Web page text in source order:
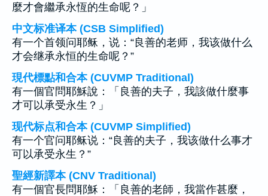
麼才會繼承永恆的生命呢？」
中文标准译本 (CSB Simplified)
有一个首领问耶稣，说：“良善的老师，我该做什么
才会继承永恒的生命呢？”
現代標點和合本 (CUVMP Traditional)
有一個官問耶穌說：「良善的夫子，我該做什麼事
才可以承受永生？」
现代标点和合本 (CUVMP Simplified)
有一个官问耶稣说：“良善的夫子，我该做什么事才
可以承受永生？”
聖經新譯本 (CNV Traditional)
有一個官長問耶穌：「良善的老師，我當作甚麼，